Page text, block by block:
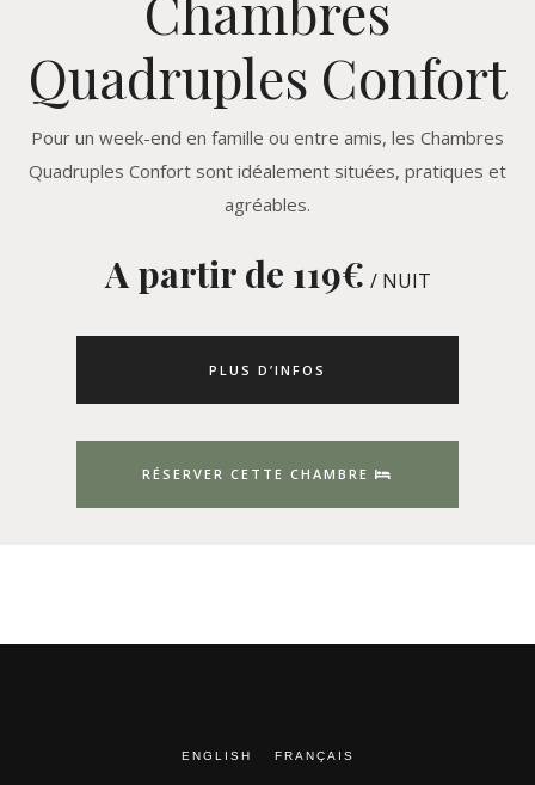
Quadruples Confort
Pour un week-end en famille ou entre amis, les Chambres
Quadruples Confort sont idéalement situées, pratiques et
agréables.
A partir de 119€ / NUIT
PLUS D’INFOS
RÉSERVER CETTE CHAMBRE
ENGLISH FRANÇAIS